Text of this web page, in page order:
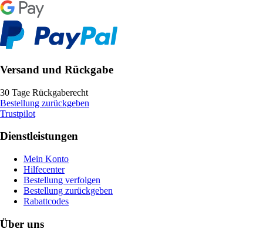
Versand und Rückgabe
30 Tage Rückgaberecht
Bestellung zurückgeben
Trustpilot
Dienstleistungen
Mein Konto
Hilfecenter
Bestellung verfolgen
Bestellung zurückgeben
Rabattcodes
Über uns